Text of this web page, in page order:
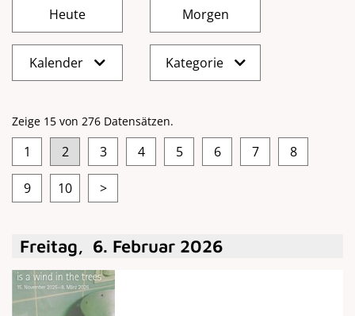
Kalender Kategorie
Zeige 15 von 276 Datensätzen.
1 2 3 4 5 6 7 8
9 10 >
Freitag, 6. Februar 2026